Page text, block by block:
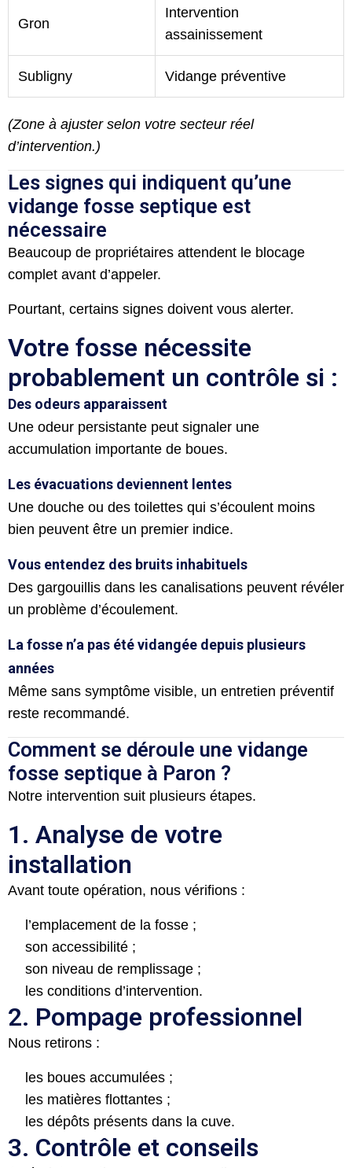
Gron
Intervention
assainissement
Subligny Vidange préventive
(Zone à ajuster selon votre secteur réel
d’intervention.)
Les signes qui indiquent qu’une
vidange fosse septique est
nécessaire
Beaucoup de propriétaires attendent le blocage
complet avant d’appeler.
Pourtant, certains signes doivent vous alerter.
Votre fosse nécessite
probablement un contrôle si :
Des odeurs apparaissent
Une odeur persistante peut signaler une
accumulation importante de boues.
Les évacuations deviennent lentes
Une douche ou des toilettes qui s’écoulent moins
bien peuvent être un premier indice.
Vous entendez des bruits inhabituels
Des gargouillis dans les canalisations peuvent révéler
un problème d’écoulement.
La fosse n’a pas été vidangée depuis plusieurs
années
Même sans symptôme visible, un entretien préventif
reste recommandé.
Comment se déroule une vidange
fosse septique à Paron ?
Notre intervention suit plusieurs étapes.
1. Analyse de votre
installation
Avant toute opération, nous vérifions :
l’emplacement de la fosse ;
son accessibilité ;
son niveau de remplissage ;
les conditions d’intervention.
2. Pompage professionnel
Nous retirons :
les boues accumulées ;
les matières flottantes ;
les dépôts présents dans la cuve.
3. Contrôle et conseils